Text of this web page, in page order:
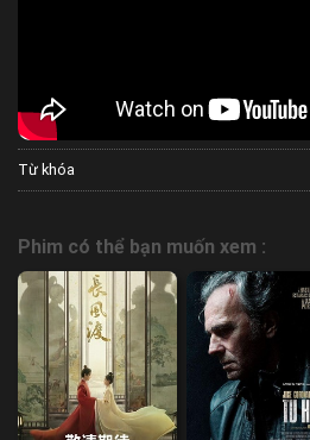
Từ khóa
Phim có thể bạn muốn xem :